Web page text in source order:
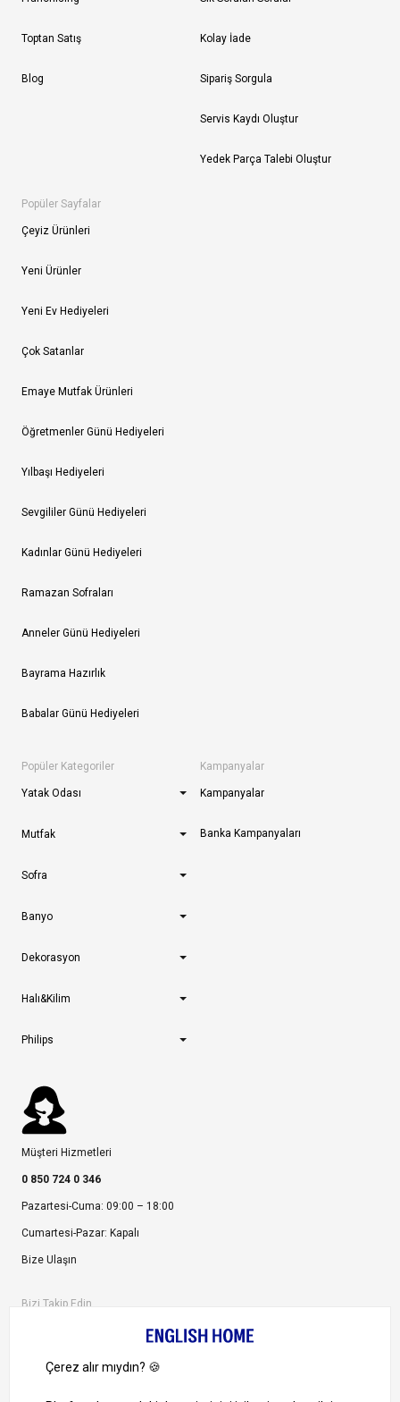
Toptan Satış
Blog
Kolay İade
Sipariş Sorgula
Servis Kaydı Oluştur
Yedek Parça Talebi Oluştur
Popüler Sayfalar
Çeyiz Ürünleri
Yeni Ürünler
Yeni Ev Hediyeleri
Çok Satanlar
Emaye Mutfak Ürünleri
Öğretmenler Günü Hediyeleri
Yılbaşı Hediyeleri
Sevgililer Günü Hediyeleri
Kadınlar Günü Hediyeleri
Ramazan Sofraları
Anneler Günü Hediyeleri
Bayrama Hazırlık
Babalar Günü Hediyeleri
Popüler Kategoriler
Yatak Odası
Mutfak
Sofra
Banyo
Dekorasyon
Halı&Kilim
Philips
Kampanyalar
Kampanyalar
Banka Kampanyaları
Müşteri Hizmetleri
0 850 724 0 346
Pazartesi-Cuma: 09:00 – 18:00
Cumartesi-Pazar: Kapalı
Bize Ulaşın
Bizi Takip Edin